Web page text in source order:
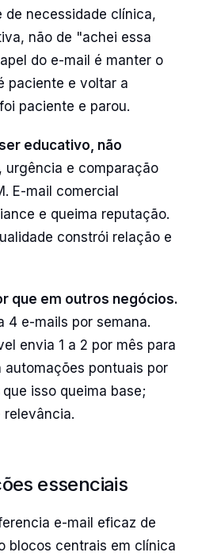
de necessidade clínica,
não de "achei essa
do e-mail é manter o
paciente e voltar a
paciente e parou.
educativo, não
urgência e comparação
E-mail comercial
e queima reputação.
constrói relação e
que em outros negócios.
4 e-mails por semana.
envia 1 a 2 por mês para
pontuais por
isso queima base;
relevância.
essenciais
e-mail eficaz de
blocos centrais em clínica